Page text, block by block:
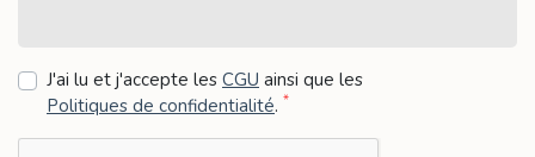
J'ai lu et j'accepte les CGU ainsi que les
Politiques de confidentialité. *